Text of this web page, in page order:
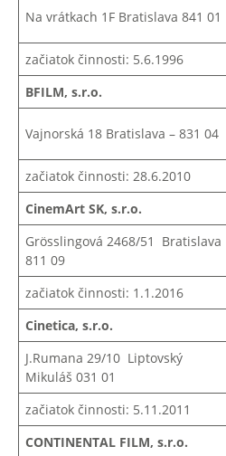
Na vrátkach 1F Bratislava 841 01
začiatok činnosti: 5.6.1996
BFILM, s.r.o.
Vajnorská 18 Bratislava – 831 04
začiatok činnosti: 28.6.2010
CinemArt SK, s.r.o.
Grösslingová 2468/51
Bratislava
811 09
začiatok činnosti: 1.1.2016
Cinetica, s.r.o.
J.Rumana 29/10 Liptovský
Mikuláš 031 01
začiatok činnosti: 5.11.2011
CONTINENTAL FILM, s.r.o.